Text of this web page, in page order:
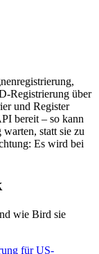
Registrierung über
und Register
bereit – so kann
statt sie zu
Es wird bei
wie Bird sie
für US-